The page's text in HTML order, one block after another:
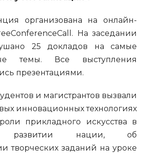
организована на онлайн-
На заседании
25 докладов на самые
темы. Все выступления
презентациями.
и магистрантов вызвали
инновационных технологиях
прикладного искусства в
развитии нации, об
творческих заданий на уроке